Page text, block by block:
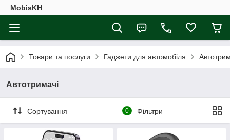
MobisKH
Товари та послуги Гаджети для автомобіля
Автотримачі
Сортування 0 Фільтри